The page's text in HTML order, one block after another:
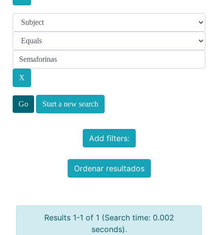
Start a new search
Add filters:
Ordenar resultados
Results 1-1 of 1 (Search time: 0.002
seconds).